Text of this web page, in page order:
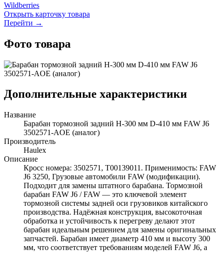
Wildberries
Открыть карточку товара
Перейти →
Фото товара
Дополнительные характеристики
Название
Барабан тормозной задний H-300 мм D-410 мм FAW J6
3502571-AOE (аналог)
Производитель
Haulex
Описание
Кросс номера: 3502571, T00139011. Применимость: FAW
J6 3250, Грузовые автомобили FAW (модификации).
Подходит для замены штатного барабана. Тормозной
барабан FAW J6 / FAW — это ключевой элемент
тормозной системы задней оси грузовиков китайского
производства. Надёжная конструкция, высокоточная
обработка и устойчивость к перегреву делают этот
барабан идеальным решением для замены оригинальных
запчастей. Барабан имеет диаметр 410 мм и высоту 300
мм, что соответствует требованиям моделей FAW J6, а